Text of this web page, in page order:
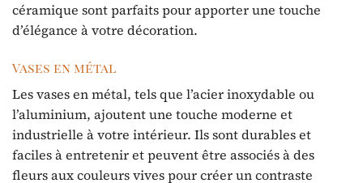
céramique sont parfaits pour apporter une touche
d’élégance à votre décoration.
Vases en métal
Les vases en métal, tels que l’acier inoxydable ou
l’aluminium, ajoutent une touche moderne et
industrielle à votre intérieur. Ils sont durables et
faciles à entretenir et peuvent être associés à des
fleurs aux couleurs vives pour créer un contraste